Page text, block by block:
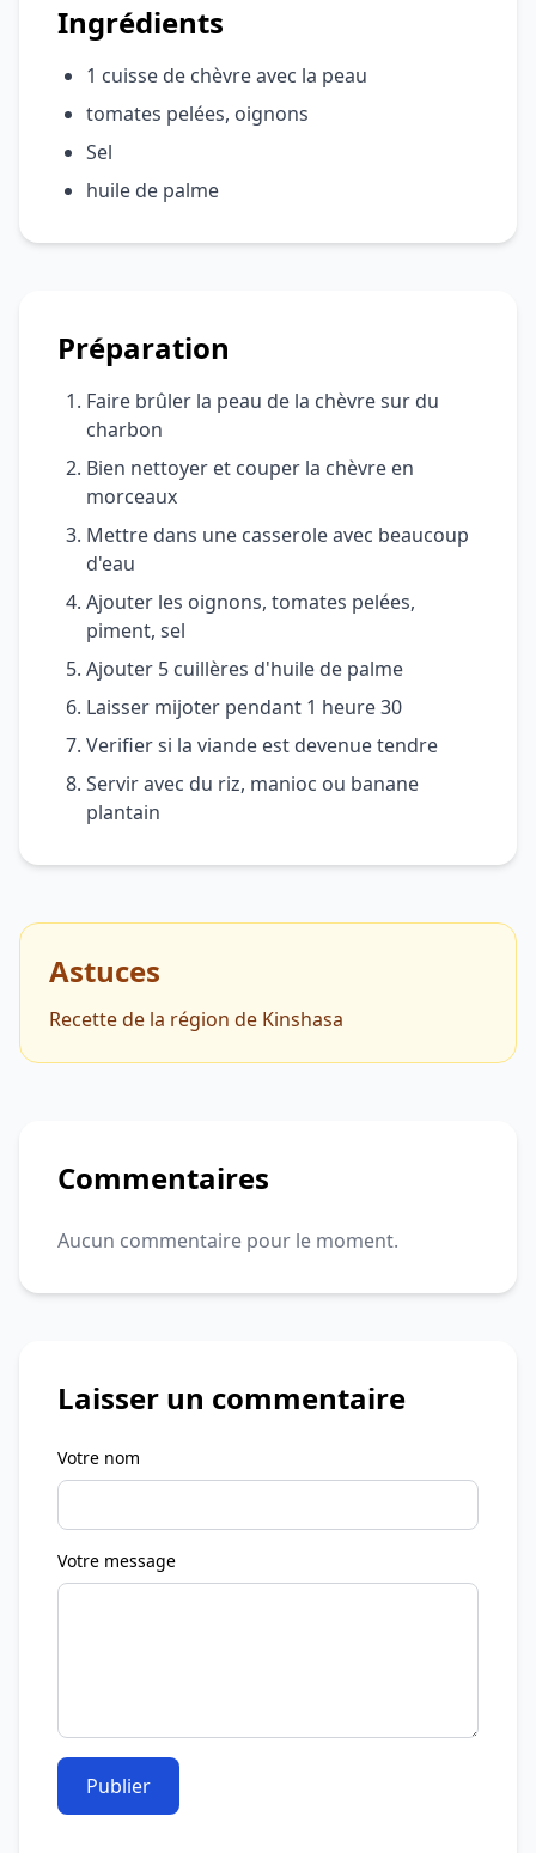
Ingrédients
1 cuisse de chèvre avec la peau
tomates pelées, oignons
Sel
huile de palme
Préparation
Faire brûler la peau de la chèvre sur du
charbon
Bien nettoyer et couper la chèvre en
morceaux
Mettre dans une casserole avec beaucoup
d'eau
Ajouter les oignons, tomates pelées,
piment, sel
Ajouter 5 cuillères d'huile de palme
Laisser mijoter pendant 1 heure 30
Verifier si la viande est devenue tendre
Servir avec du riz, manioc ou banane
plantain
Astuces
Recette de la région de Kinshasa
Commentaires
Aucun commentaire pour le moment.
Laisser un commentaire
Votre nom
Votre message
Publier